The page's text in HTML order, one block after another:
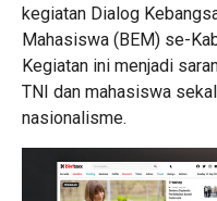
kegiatan Dialog
Mahasiswa (BEM) se-
Kegiatan ini menjadi
TNI dan mahasiswa
nasionalisme.